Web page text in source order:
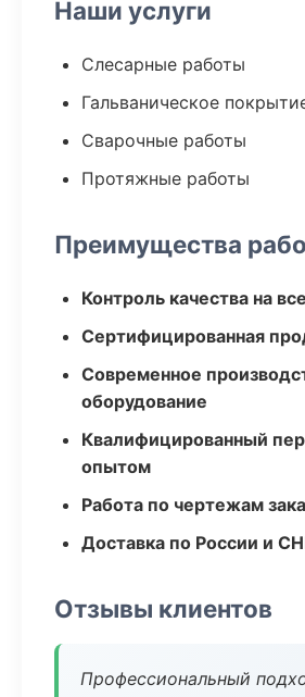
Наши услуги
Слесарные работы
Гальваническое
Сварочные работы
Протяжные работы
Преимущества
Контроль качества на
Сертифицированная
Современное
оборудование
Квалифицированный
опытом
Работа по чертежам
Доставка по России и
Отзывы клиентов
Профессиональный